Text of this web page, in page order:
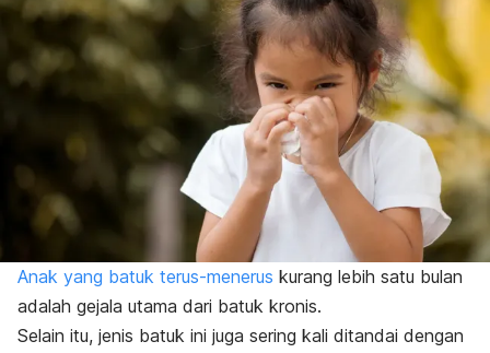
Anak yang batuk terus-menerus kurang lebih satu bulan
adalah gejala utama dari batuk kronis.
Selain itu, jenis batuk ini juga sering kali ditandai dengan